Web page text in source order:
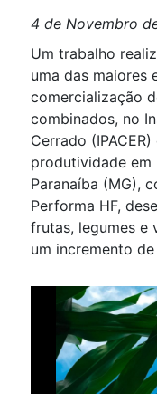
4 de Novembro
Um trabalho
uma das maiores
comercialização
combinados, no
Cerrado
produtividade em
Paranaíba (MG),
Performa HF,
frutas, legumes e
um incremento